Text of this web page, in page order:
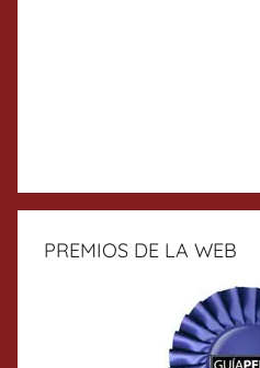
PREMIOS DE LA WEB